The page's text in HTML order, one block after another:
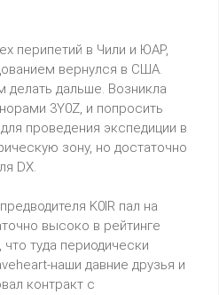
перипетий в Чили и ЮАР,
вернулся в США.
делать дальше. Возникла
3Y0Z, и попросить
проведения экспедиции в
зону, но достаточно
DX.
K0IR пал на
высоко в рейтинге
туда периодически
наши давние друзья и
контракт с